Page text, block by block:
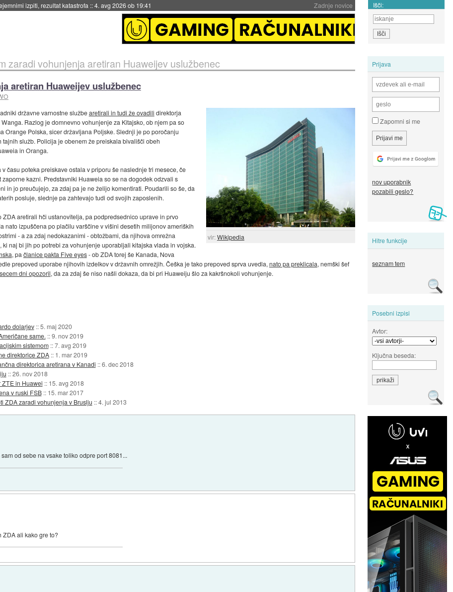
Zadnje novice
za večkratno uporabo::4. avg 2026 ob 19:41 Išči:
Prijava
Zapomni si me
nov uporabnik
pozabili geslo?
Hitre funkcije
seznam tem
Posebni izpisi
Avtor:
Ključna beseda:
zaradi vohunjenja aretiran Huaweijev uslužbenec
aretiran Huaweijev uslužbenec
vir:Wikipedia
državne varnostne službearetirali in tudi že ovadili direktorja
Razlog je domnevno vohunjenje za Kitajsko, ob njem pa so
Orange Polska, sicer državljana Poljske. Slednji je po poročanju
služb. Policija je obenem že preiskala bivališči obeh
in Oranga.
času poteka preiskave ostala v priporu še naslednje tri mesece, če
kazni. Predstavniki Huaweia so se na dogodek odzvali s
in jo preučujejo, za zdaj pa je ne želijo komentirati. Poudarili so še, da
posluje, slednje pa zahtevajo tudi od svojih zaposlenih.
aretirali hči ustanovitelja, pa podpredsednico uprave in prvo
nato izpuščena po plačilu varščine v višini desetih milijonov ameriških
- a za zdaj nedokazanimi - obtožbami, da njihova omrežna
naj bi jih po potrebi za vohunjenje uporabljali kitajska vlada in vojska.
, pa članice pakta Five eyes- ob ZDA torej še Kanada, Nova
prepoved uporabe njihovih izdelkov v državnih omrežjih. Češka je tako prepoved sprva uvedla, nato pa preklicala, nemški šef
dni opozoril, da za zdaj še niso našli dokaza, da bi pri Huaweiju šlo za kakršnokoli vohunjenje.
dolarjev ::5. maj 2020
same. ::9. nov 2019
sistemom ::7. avg 2019
direktorice ZDA :: 1. mar 2019
direktorica aretirana v Kanadi ::6. dec 2018
::26. nov 2018
in Huawei :: 15. avg 2018
v ruski FSB :: 15. mar 2017
ZDA zaradi vohunjenja v Bruslju ::4. jul 2013
od sebe na vsake toliko odpre port 8081...
ZDA ali kako gre to?